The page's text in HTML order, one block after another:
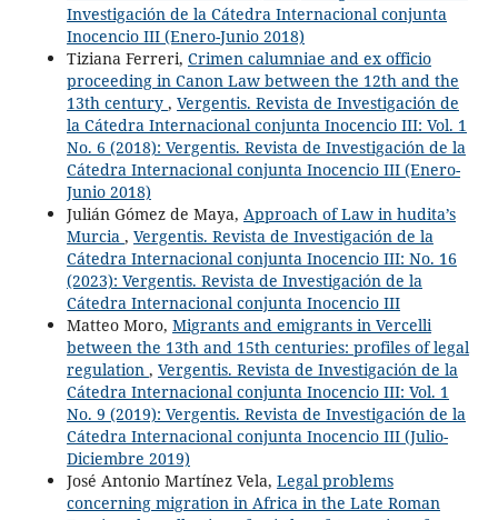
Investigación de la Cátedra Internacional conjunta
Inocencio III (Enero-Junio 2018)
Tiziana Ferreri, Crimen calumniae and ex officio
proceeding in Canon Law between the 12th and the
13th century , Vergentis. Revista de Investigación de
la Cátedra Internacional conjunta Inocencio III: Vol. 1
No. 6 (2018): Vergentis. Revista de Investigación de la
Cátedra Internacional conjunta Inocencio III (Enero-
Junio 2018)
Julián Gómez de Maya, Approach of Law in hudita’s
Murcia , Vergentis. Revista de Investigación de la
Cátedra Internacional conjunta Inocencio III: No. 16
(2023): Vergentis. Revista de Investigación de la
Cátedra Internacional conjunta Inocencio III
Matteo Moro, Migrants and emigrants in Vercelli
between the 13th and 15th centuries: profiles of legal
regulation , Vergentis. Revista de Investigación de la
Cátedra Internacional conjunta Inocencio III: Vol. 1
No. 9 (2019): Vergentis. Revista de Investigación de la
Cátedra Internacional conjunta Inocencio III (Julio-
Diciembre 2019)
José Antonio Martínez Vela, Legal problems
concerning migration in Africa in the Late Roman